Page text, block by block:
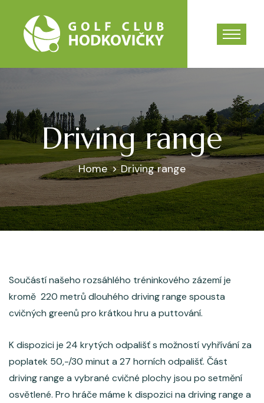
Driving range
Home Driving range
Součástí našeho rozsáhlého tréninkového zázemí je
kromě 220 metrů dlouhého driving range spousta
cvičných greenů pro krátkou hru a puttování.
K dispozici je 24 krytých odpališť s možností vyhřívání za
poplatek 50,-/30 minut a 27 horních odpališť. Část
driving range a vybrané cvičné plochy jsou po setmění
osvětlené. Pro hráče máme k dispozici na driving range a